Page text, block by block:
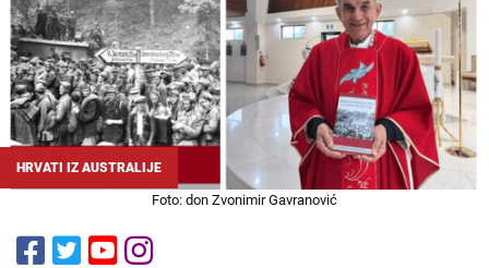
HRVATI IZ AUSTRALIJE
Foto: don Zvonimir Gavranović